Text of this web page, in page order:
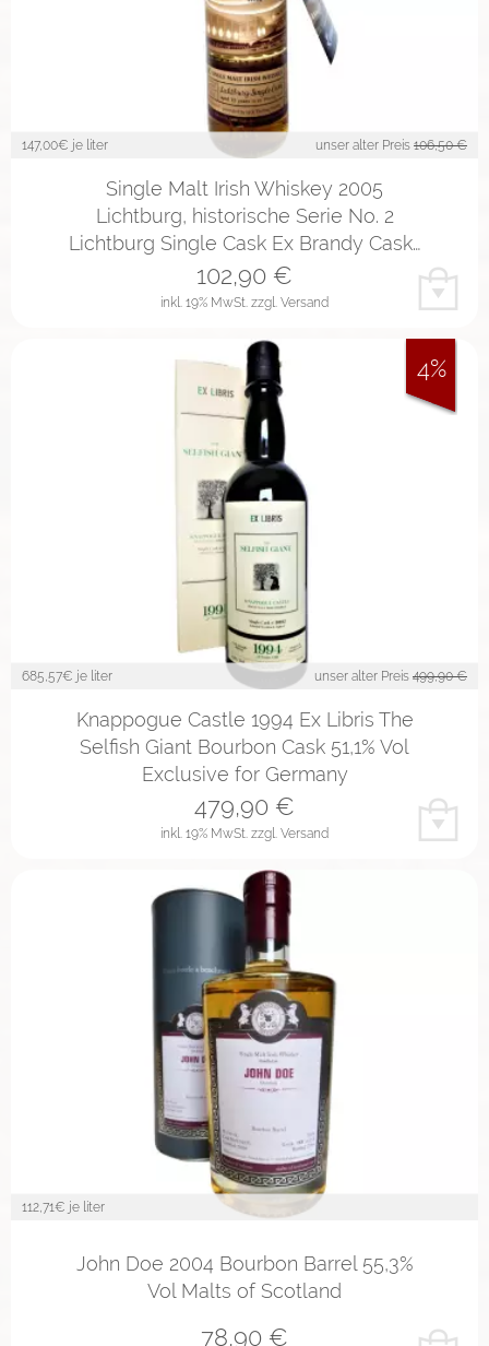
147,00€ je liter unser alter Preis 106,50 €
Single Malt Irish Whiskey 2005
Lichtburg, historische Serie No. 2
Lichtburg Single Cask Ex Brandy Cask…
inkl. 19% MwSt. zzgl. Versand
102,90 €
685,57€ je liter unser alter Preis 499,90 €
Knappogue Castle 1994 Ex Libris The
Selfish Giant Bourbon Cask 51,1% Vol
Exclusive for Germany
inkl. 19% MwSt. zzgl. Versand
479,90 €
4%
112,71€ je liter
John Doe 2004 Bourbon Barrel 55,3%
Vol Malts of Scotland
78,90 €